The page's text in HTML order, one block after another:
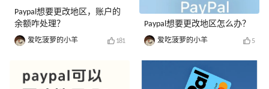
Paypal想要更改地区，账户的
余额咋处理？
爱吃菠萝的小羊 181
Paypal想要更改地区怎么办？
爱吃菠萝的小羊 5